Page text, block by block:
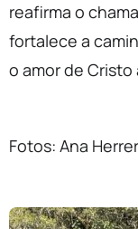
reafirma o
fortalece a
o amor de
Fotos: Ana